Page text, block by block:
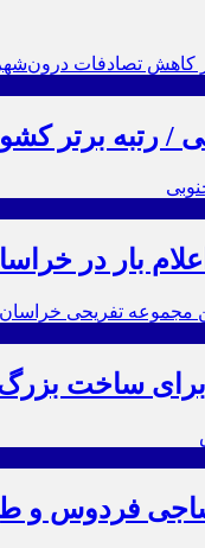
/ رتبه برتر
بار در
برای ساخت
نساجی فردوس و